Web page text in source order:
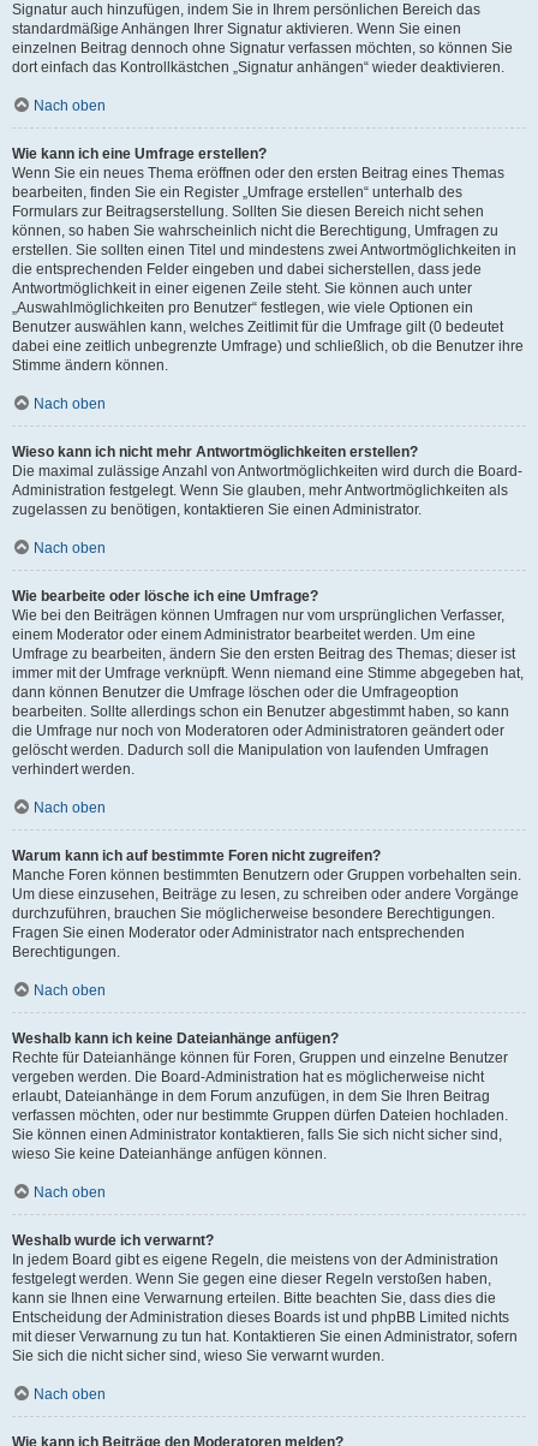
Signatur auch hinzufügen, indem Sie in Ihrem persönlichen Bereich das
standardmäßige Anhängen Ihrer Signatur aktivieren. Wenn Sie einen
einzelnen Beitrag dennoch ohne Signatur verfassen möchten, so können Sie
dort einfach das Kontrollkästchen „Signatur anhängen“ wieder deaktivieren.
Nach oben
Wie kann ich eine Umfrage erstellen?
Wenn Sie ein neues Thema eröffnen oder den ersten Beitrag eines Themas
bearbeiten, finden Sie ein Register „Umfrage erstellen“ unterhalb des
Formulars zur Beitragserstellung. Sollten Sie diesen Bereich nicht sehen
können, so haben Sie wahrscheinlich nicht die Berechtigung, Umfragen zu
erstellen. Sie sollten einen Titel und mindestens zwei Antwortmöglichkeiten in
die entsprechenden Felder eingeben und dabei sicherstellen, dass jede
Antwortmöglichkeit in einer eigenen Zeile steht. Sie können auch unter
„Auswahlmöglichkeiten pro Benutzer“ festlegen, wie viele Optionen ein
Benutzer auswählen kann, welches Zeitlimit für die Umfrage gilt (0 bedeutet
dabei eine zeitlich unbegrenzte Umfrage) und schließlich, ob die Benutzer ihre
Stimme ändern können.
Nach oben
Wieso kann ich nicht mehr Antwortmöglichkeiten erstellen?
Die maximal zulässige Anzahl von Antwortmöglichkeiten wird durch die Board-
Administration festgelegt. Wenn Sie glauben, mehr Antwortmöglichkeiten als
zugelassen zu benötigen, kontaktieren Sie einen Administrator.
Nach oben
Wie bearbeite oder lösche ich eine Umfrage?
Wie bei den Beiträgen können Umfragen nur vom ursprünglichen Verfasser,
einem Moderator oder einem Administrator bearbeitet werden. Um eine
Umfrage zu bearbeiten, ändern Sie den ersten Beitrag des Themas; dieser ist
immer mit der Umfrage verknüpft. Wenn niemand eine Stimme abgegeben hat,
dann können Benutzer die Umfrage löschen oder die Umfrageoption
bearbeiten. Sollte allerdings schon ein Benutzer abgestimmt haben, so kann
die Umfrage nur noch von Moderatoren oder Administratoren geändert oder
gelöscht werden. Dadurch soll die Manipulation von laufenden Umfragen
verhindert werden.
Nach oben
Warum kann ich auf bestimmte Foren nicht zugreifen?
Manche Foren können bestimmten Benutzern oder Gruppen vorbehalten sein.
Um diese einzusehen, Beiträge zu lesen, zu schreiben oder andere Vorgänge
durchzuführen, brauchen Sie möglicherweise besondere Berechtigungen.
Fragen Sie einen Moderator oder Administrator nach entsprechenden
Berechtigungen.
Nach oben
Weshalb kann ich keine Dateianhänge anfügen?
Rechte für Dateianhänge können für Foren, Gruppen und einzelne Benutzer
vergeben werden. Die Board-Administration hat es möglicherweise nicht
erlaubt, Dateianhänge in dem Forum anzufügen, in dem Sie Ihren Beitrag
verfassen möchten, oder nur bestimmte Gruppen dürfen Dateien hochladen.
Sie können einen Administrator kontaktieren, falls Sie sich nicht sicher sind,
wieso Sie keine Dateianhänge anfügen können.
Nach oben
Weshalb wurde ich verwarnt?
In jedem Board gibt es eigene Regeln, die meistens von der Administration
festgelegt werden. Wenn Sie gegen eine dieser Regeln verstoßen haben,
kann sie Ihnen eine Verwarnung erteilen. Bitte beachten Sie, dass dies die
Entscheidung der Administration dieses Boards ist und phpBB Limited nichts
mit dieser Verwarnung zu tun hat. Kontaktieren Sie einen Administrator, sofern
Sie sich die nicht sicher sind, wieso Sie verwarnt wurden.
Nach oben
Wie kann ich Beiträge den Moderatoren melden?